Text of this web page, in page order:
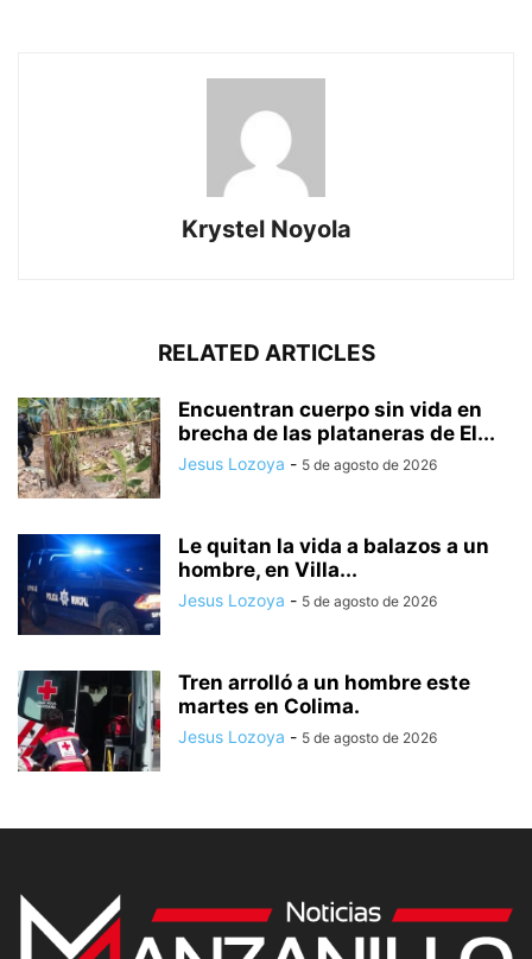
Krystel Noyola
RELATED ARTICLES
Encuentran cuerpo sin vida en
brecha de las plataneras de El...
Jesus Lozoya - 5 de agosto de 2026
Le quitan la vida a balazos a un
hombre, en Villa...
Jesus Lozoya - 5 de agosto de 2026
Tren arrolló a un hombre este
martes en Colima.
Jesus Lozoya - 5 de agosto de 2026